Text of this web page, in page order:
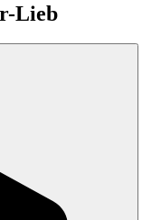
Lieb